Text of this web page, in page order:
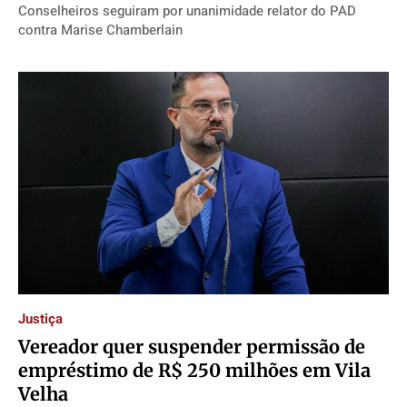
Conselheiros seguiram por unanimidade relator do PAD
contra Marise Chamberlain
Justiça
Vereador quer suspender permissão de
empréstimo de R$ 250 milhões em Vila
Velha